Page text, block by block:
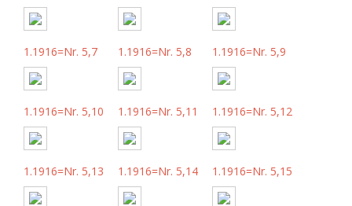
1.1916=Nr. 5,7 1.1916=Nr. 5,8 1.1916=Nr. 5,9
1.1916=Nr. 5,10 1.1916=Nr. 5,11 1.1916=Nr. 5,12
1.1916=Nr. 5,13 1.1916=Nr. 5,14 1.1916=Nr. 5,15